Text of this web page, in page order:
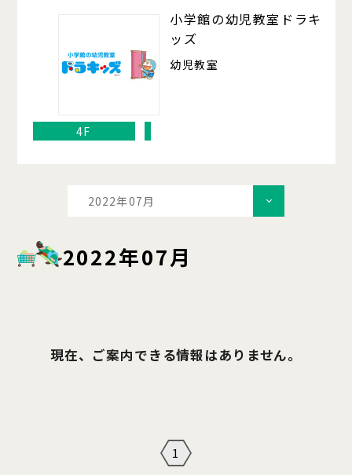
小学館の幼児教室ドラキ
ッズ
幼児教室
4F
2022年07月
2022年07月
現在、ご案内できる情報はありません。
1